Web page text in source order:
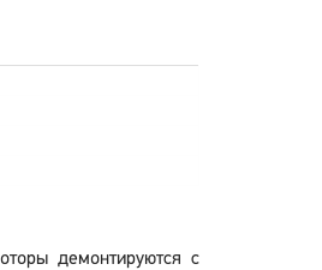
демонтируются с